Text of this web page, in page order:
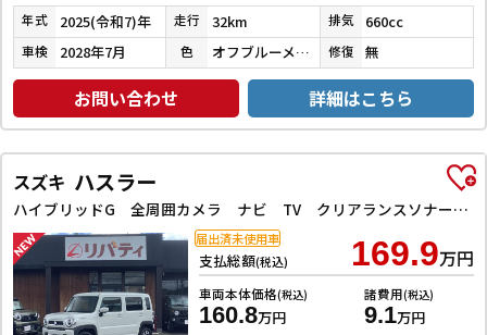
年式 2025(令和7)年 走行 32km 排気 660cc
車検 2028年7月 色 オフブルーメタリック 修復 無
お問い合わせ 詳細はこちら
スズキ ハスラー
ハイブリッドG 全周囲カメラ ナビ TV クリアランスソナー オートクルーズコントロール レーンアシスト 衝突被害軽減システム オートライト スマートキー アイドリングストップ 電動格納ミラー シートヒーター CVT
支払総額(税込) 169.9万円
車両本体価格(税込)
160.8万円
諸費用(税込)
9.1万円
届出済未使用車